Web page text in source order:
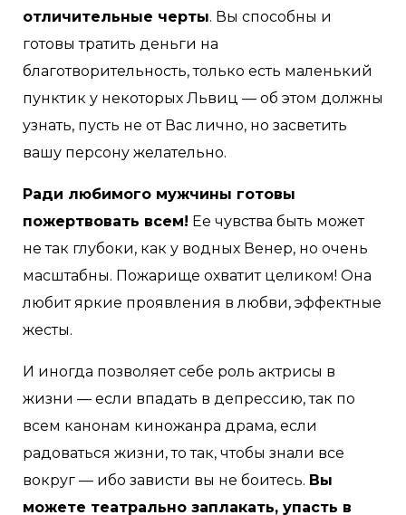
отличительные черты. Вы способны и
готовы тратить деньги на
благотворительность, только есть маленький
пунктик у некоторых Львиц — об этом должны
узнать, пусть не от Вас лично, но засветить
вашу персону желательно.
Ради любимого мужчины готовы
пожертвовать всем! Ее чувства быть может
не так глубоки, как у водных Венер, но очень
масштабны. Пожарище охватит целиком! Она
любит яркие проявления в любви, эффектные
жесты.
И иногда позволяет себе роль актрисы в
жизни — если впадать в депрессию, так по
всем канонам киножанра драма, если
радоваться жизни, то так, чтобы знали все
вокруг — ибо зависти вы не боитесь. Вы
можете театрально заплакать, упасть в